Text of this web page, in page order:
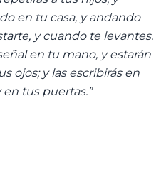
en tu casa, y andando
y cuando te levantes.
en tu mano, y estarán
ojos; y las escribirás en
en tus puertas.”